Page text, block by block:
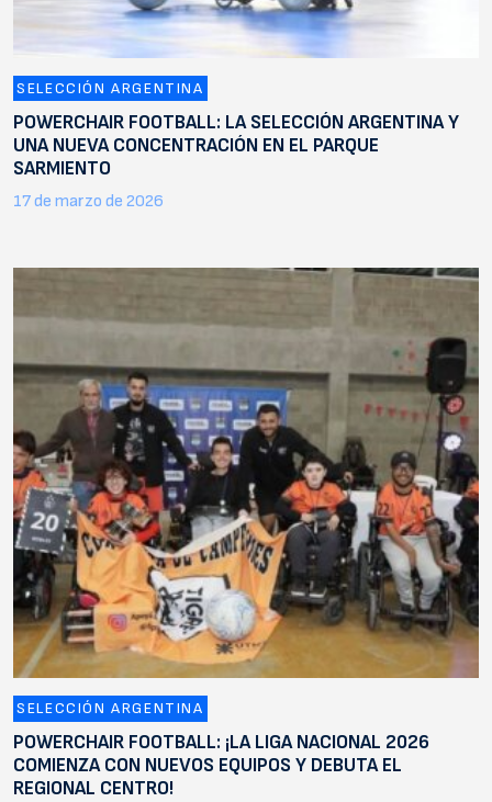
SELECCIÓN ARGENTINA
POWERCHAIR FOOTBALL: LA SELECCIÓN ARGENTINA Y
UNA NUEVA CONCENTRACIÓN EN EL PARQUE
SARMIENTO
17 de marzo de 2026
SELECCIÓN ARGENTINA
POWERCHAIR FOOTBALL: ¡LA LIGA NACIONAL 2026
COMIENZA CON NUEVOS EQUIPOS Y DEBUTA EL
REGIONAL CENTRO!